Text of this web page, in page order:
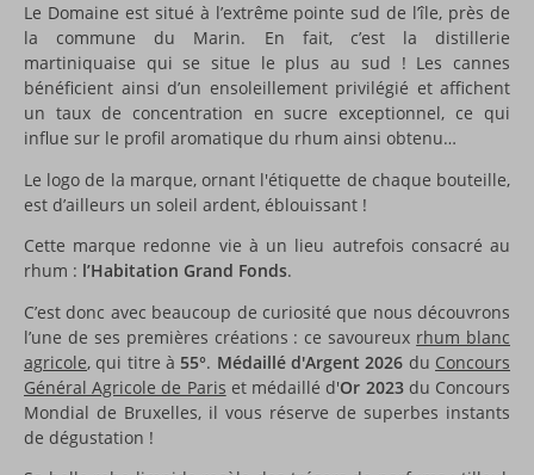
Le Domaine est situé à l’extrême pointe sud de l’île, près de
la commune du Marin. En fait, c’est la distillerie
martiniquaise qui se situe le plus au sud ! Les cannes
bénéficient ainsi d’un ensoleillement privilégié et affichent
un taux de concentration en sucre exceptionnel, ce qui
influe sur le profil aromatique du rhum ainsi obtenu…
Le logo de la marque, ornant l'étiquette de chaque bouteille,
est d’ailleurs un soleil ardent, éblouissant !
Cette marque redonne vie à un lieu autrefois consacré au
rhum : l’Habitation Grand Fonds.
C’est donc avec beaucoup de curiosité que nous découvrons
l’une de ses premières créations : ce savoureux rhum blanc
agricole, qui titre à55°. Médaillé d'Argent 2026 du Concours
Général Agricole de Paris et médaillé d'Or 2023du Concours
Mondial de Bruxelles, il vous réserve de superbes instants
de dégustation !